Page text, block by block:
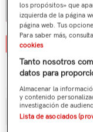
S
¿Tienes
Cantidad:
los propósitos» que
izquierda de la página
página web. Tus
Para saber más,
cookies
Tanto nosotros
datos para
Almacenar la
y contenido
investigación de
Lista de asociados